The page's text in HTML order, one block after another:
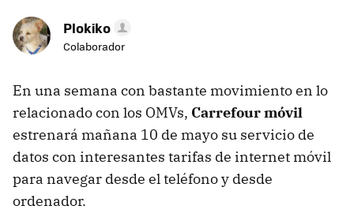
Plokiko
Colaborador
En una semana con bastante movimiento en lo
relacionado con los OMVs, Carrefour móvil
estrenará mañana 10 de mayo su servicio de
datos con interesantes tarifas de internet móvil
para navegar desde el teléfono y desde
ordenador.